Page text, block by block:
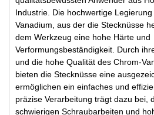
Industrie. Die hochwertige
Vanadium, aus der die Stecknüsse
dem Werkzeug eine hohe Härte und
Verformungsbeständigkeit. Durch
und die hohe Qualität des Chrom-
bieten die Stecknüsse eine
ermöglichen ein einfaches und
präzise Verarbeitung trägt dazu bei,
schwierigen Schraubarbeiten und